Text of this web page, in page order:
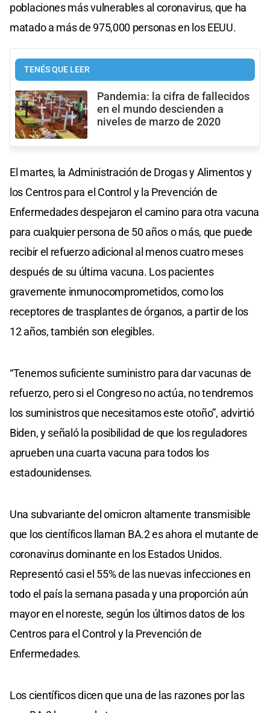
poblaciones más vulnerables al coronavirus, que ha
matado a más de 975,000 personas en los EEUU.
TENÉS QUE LEER
Pandemia: la cifra de fallecidos
en el mundo descienden a
niveles de marzo de 2020
El martes, la Administración de Drogas y Alimentos y
los Centros para el Control y la Prevención de
Enfermedades despejaron el camino para otra vacuna
para cualquier persona de 50 años o más, que puede
recibir el refuerzo adicional al menos cuatro meses
después de su última vacuna. Los pacientes
gravemente inmunocomprometidos, como los
receptores de trasplantes de órganos, a partir de los
12 años, también son elegibles.
“Tenemos suficiente suministro para dar vacunas de
refuerzo, pero si el Congreso no actúa, no tendremos
los suministros que necesitamos este otoño”, advirtió
Biden, y señaló la posibilidad de que los reguladores
aprueben una cuarta vacuna para todos los
estadounidenses.
Una subvariante del omicron altamente transmisible
que los científicos llaman BA.2 es ahora el mutante de
coronavirus dominante en los Estados Unidos.
Representó casi el 55% de las nuevas infecciones en
todo el país la semana pasada y una proporción aún
mayor en el noreste, según los últimos datos de los
Centros para el Control y la Prevención de
Enfermedades.
Los científicos dicen que una de las razones por las